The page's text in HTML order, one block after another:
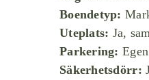
Boendetyp:
Uteplats: Ja,
Parkering:
Säkerhetsdörr: